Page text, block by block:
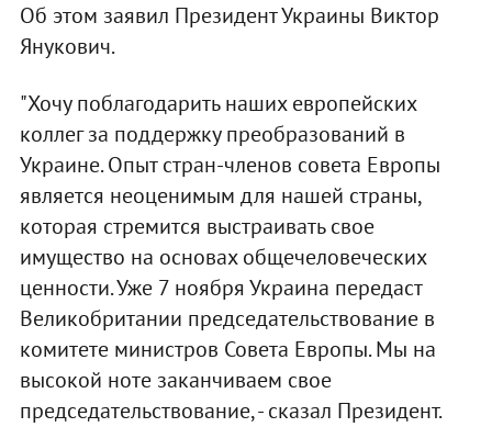
Об этом заявил Президент Украины Виктор
Янукович.
"Хочу поблагодарить наших европейских
коллег за поддержку преобразований в
Украине. Опыт стран-членов совета Европы
является неоценимым для нашей страны,
которая стремится выстраивать свое
имущество на основах общечеловеческих
ценности. Уже 7 ноября Украина передаст
Великобритании председательствование в
комитете министров Совета Европы. Мы на
высокой ноте заканчиваем свое
председательствование, - сказал Президент.